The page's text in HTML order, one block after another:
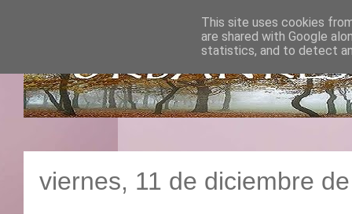
viernes, 11 de diciembre
This site uses cookies
are shared with Google
statistics, and to detect